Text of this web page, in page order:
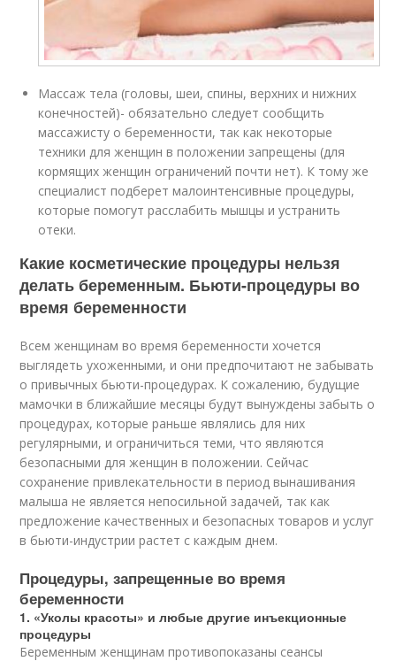
Массаж тела (головы, шеи, спины, верхних и нижних
конечностей)- обязательно следует сообщить
массажисту о беременности, так как некоторые
техники для женщин в положении запрещены (для
кормящих женщин ограничений почти нет). К тому же
специалист подберет малоинтенсивные процедуры,
которые помогут расслабить мышцы и устранить
отеки.
Какие косметические процедуры нельзя
делать беременным. Бьюти-процедуры во
время беременности
Всем женщинам во время беременности хочется
выглядеть ухоженными, и они предпочитают не забывать
о привычных бьюти-процедурах. К сожалению, будущие
мамочки в ближайшие месяцы будут вынуждены забыть о
процедурах, которые раньше являлись для них
регулярными, и ограничиться теми, что являются
безопасными для женщин в положении. Сейчас
сохранение привлекательности в период вынашивания
малыша не является непосильной задачей, так как
предложение качественных и безопасных товаров и услуг
в бьюти-индустрии растет с каждым днем.
Процедуры, запрещенные во время
беременности
1. «Уколы красоты» и любые другие инъекционные
процедуры
Беременным женщинам противопоказаны сеансы